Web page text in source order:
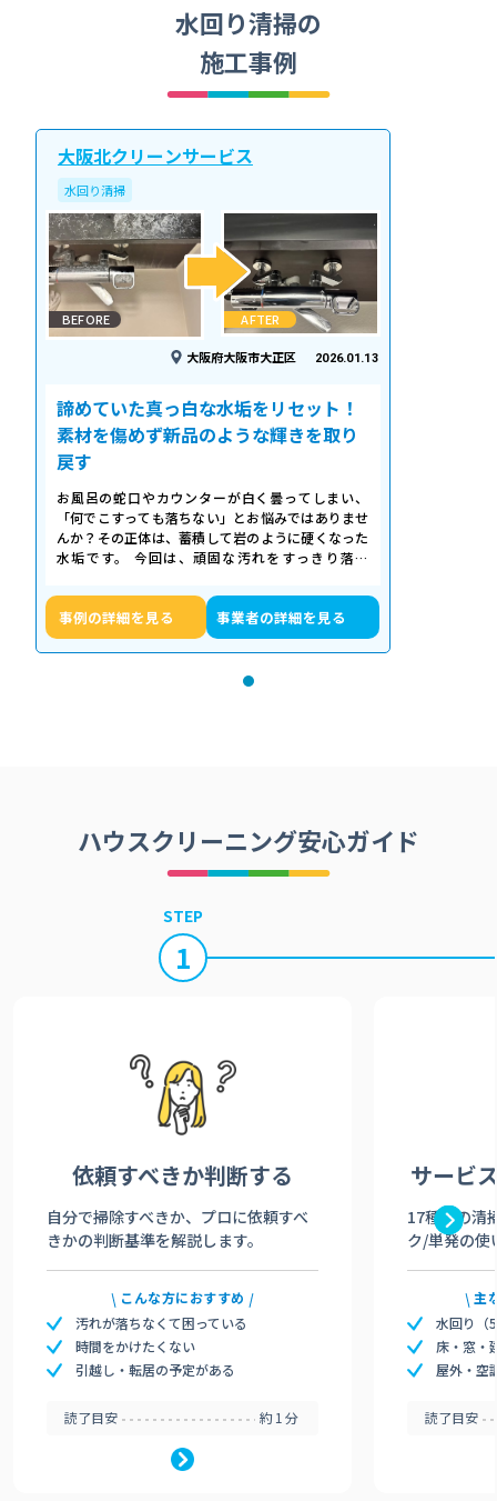
水回り清掃の
施工事例
大阪北クリーンサービス
水回り清掃
BEFORE AFTER
大阪府大阪市大正区 2026.01.13
諦めていた真っ白な水垢をリセット！
素材を傷めず新品のような輝きを取り
戻す
お風呂の蛇口やカウンターが白く曇ってしまい、
「何でこすっても落ちない」とお悩みではありませ
んか？その正体は、蓄積して岩のように硬くなった
水垢です。 今回は、頑固な汚れをすっきり落と
事例の詳細を見る 事業者の詳細を見る
ハウスクリーニング安心ガイド
STEP
1
依頼すべきか判断する
自分で掃除すべきか、プロに依頼すべ
きかの判断基準を解説します。
こんな方におすすめ
汚れが落ちなくて困っている
時間をかけたくない
引越し・転居の予定がある
読了目安 約1分
サービ
17種類の清
ク/単発の使
主
水回り（
床・窓・
屋外・空
読了目安